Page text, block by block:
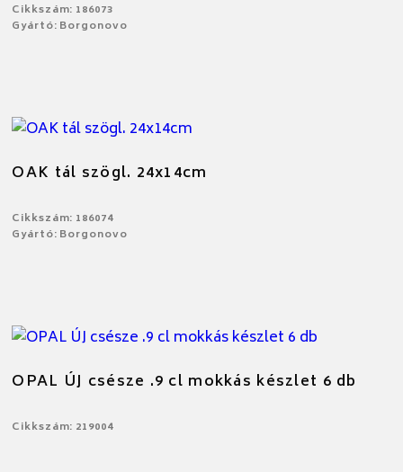
Cikkszám: 186073
Gyártó: Borgonovo
OAK tál szögl. 24x14cm
Cikkszám: 186074
Gyártó: Borgonovo
OPAL ÚJ csésze .9 cl mokkás készlet 6 db
Cikkszám: 219004